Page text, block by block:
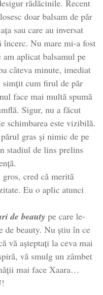
rădăcinile. Recent
doar balsam de păr
sau care au inversat
încerc. Nu mare mi-a fost
am aplicat balsamul pe
câteva minute, imediat
simțit cum firul de păr
face mai multă spumă
Sigur, nu a făcut
schimbarea este vizibilă.
gras și nimic de pe
stadiul de lins prelins
cred că merită
Eu o aplic atunci
de beauty pe care le-
de beauty. Nu știu în ce
vă așteptați la ceva mai
vă smulg un zâmbet
mai face Xaara…